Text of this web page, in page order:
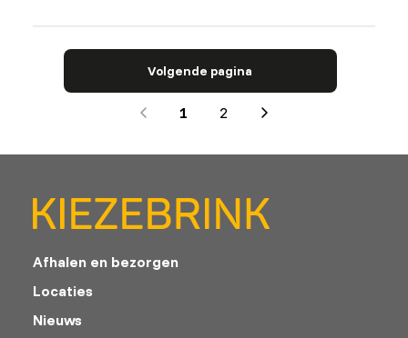
Volgende pagina
1 2
Next
Afhalen en bezorgen
Locaties
Nieuws